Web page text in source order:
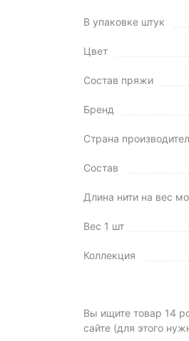
В упаковке штук
Цвет
Состав пряжи
Бренд
Страна
Состав
Длина нити на вес
Вес 1 шт
Коллекция
Вы ищите товар 14
сайте (для этого